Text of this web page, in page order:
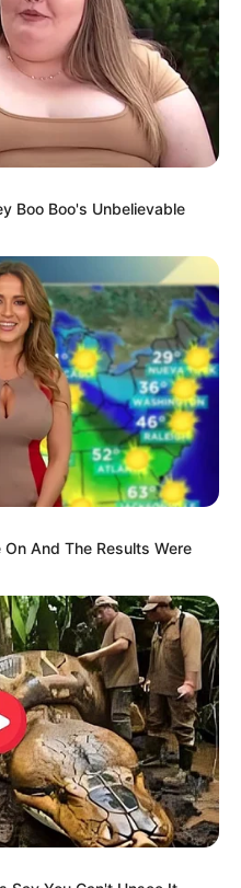
Gagal
Bikin
Boo Boo's Unbelievable
And The Results Were